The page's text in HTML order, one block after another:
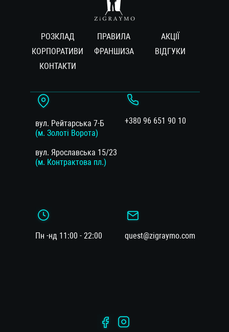
РОЗКЛАД ПРАВИЛА
АКЦІЇ
КОРПОРАТИВИ
ФРАНШИЗА
ВIДГУКИ
КОНТАКТИ
вул. Рейтарська 7-Б
(м. Золоті Ворота)
вул. Ярославська 15/23
(м. Контрактова пл.)
+380 96 651 90 10
Пн -нд 11:00 - 22:00 quest@zigraymo.com